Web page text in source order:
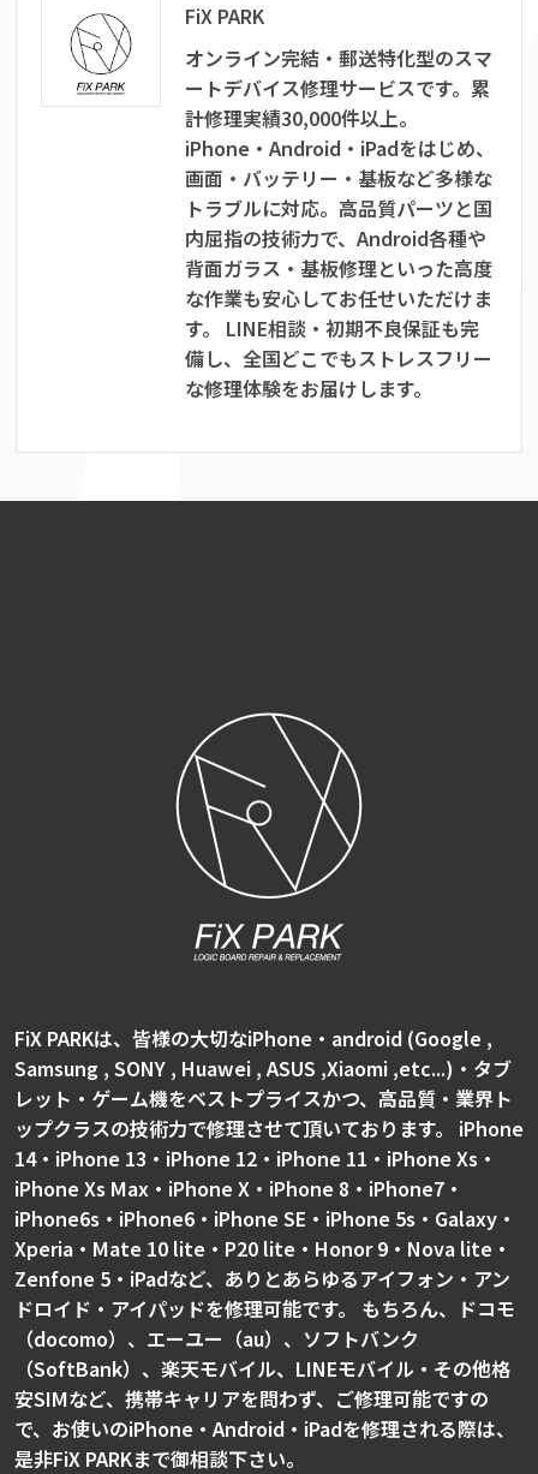
FiX PARK
オンライン完結・郵送特化型のスマ
ートデバイス修理サービスです。累
計修理実績30,000件以上。
iPhone・Android・iPadをはじめ、
画面・バッテリー・基板など多様な
トラブルに対応。高品質パーツと国
内屈指の技術力で、Android各種や
背面ガラス・基板修理といった高度
な作業も安心してお任せいただけま
す。 LINE相談・初期不良保証も完
備し、全国どこでもストレスフリー
な修理体験をお届けします。
FiX PARKは、皆様の大切なiPhone・android (Google ,
Samsung , SONY , Huawei , ASUS ,Xiaomi ,etc...)・タブ
レット・ゲーム機をベストプライスかつ、高品質・業界ト
ップクラスの技術力で修理させて頂いております。 iPhone
14・iPhone 13・iPhone 12・iPhone 11・iPhone Xs・
iPhone Xs Max・iPhone X・iPhone 8・iPhone7・
iPhone6s・iPhone6・iPhone SE・iPhone 5s・Galaxy・
Xperia・Mate 10 lite・P20 lite・Honor 9・Nova lite・
Zenfone 5・iPadなど、ありとあらゆるアイフォン・アン
ドロイド・アイパッドを修理可能です。 もちろん、ドコモ
（docomo）、エーユー（au）、ソフトバンク
（SoftBank）、楽天モバイル、LINEモバイル・その他格
安SIMなど、携帯キャリアを問わず、ご修理可能ですの
で、お使いのiPhone・Android・iPadを修理される際は、
是非FiX PARKまで御相談下さい。